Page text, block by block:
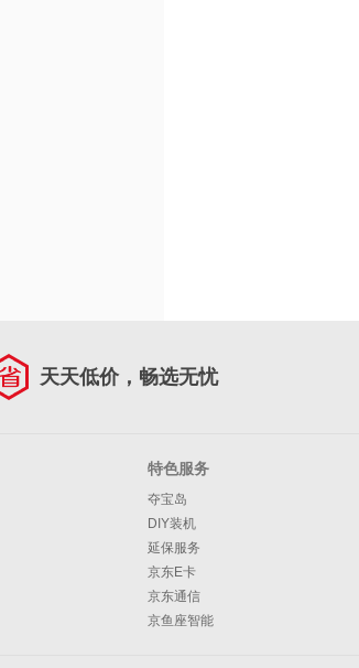
天天低价，畅选无忧
特色服务
夺宝岛
DIY装机
延保服务
京东E卡
京东通信
京鱼座智能